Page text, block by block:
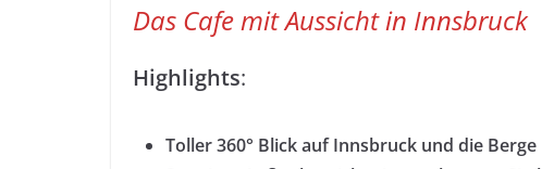
Das Cafe mit Aussicht in Innsbruck
Highlights:
Toller 360° Blick auf Innsbruck und die Berge